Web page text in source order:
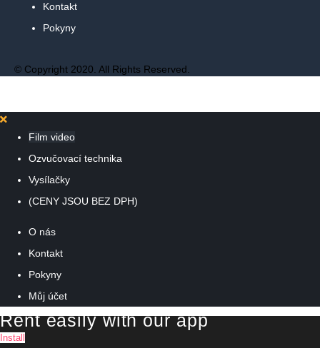
Kontakt
Pokyny
© Copyright 2020. All Rights Reserved.
Film video
Ozvučovací technika
Vysílačky
(CENY JSOU BEZ DPH)
O nás
Kontakt
Pokyny
Můj účet
Rent easily with our app
Install